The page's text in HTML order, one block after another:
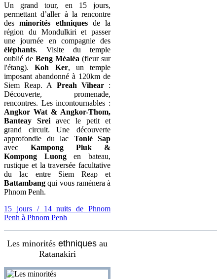
Un grand tour, en 15 jours,
permettant d’aller à la rencontre
desminorités ethniquesde la
région du Mondulkiri et passer
une journée en compagnie des
éléphants. Visite du temple
oublié de Beng Méaléa (fleur sur
l'étang).Koh Ker, un temple
imposant abandonné à 120km de
Siem Reap. A Preah Vihear:
Découverte, promenade,
rencontres. Les incontournables :
Angkor Wat & Angkor-Thom,
Banteay Srei avec le petit et
grand circuit. Une découverte
approfondie du lac Tonlé Sap
avec Kampong Pluk &
Kompong Luongen bateau,
rustique et la traversée facultative
du lac entre Siem Reap et
Battambang qui vous ramènera à
Phnom Penh.
15 jours / 14 nuits de Phnom
Penh à Phnom Penh
Les minorités ethniques au
Ratanakiri